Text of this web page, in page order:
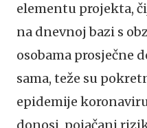
elementu projekta,
na dnevnoj bazi s
osobama prosječne
sama, teže su
epidemije